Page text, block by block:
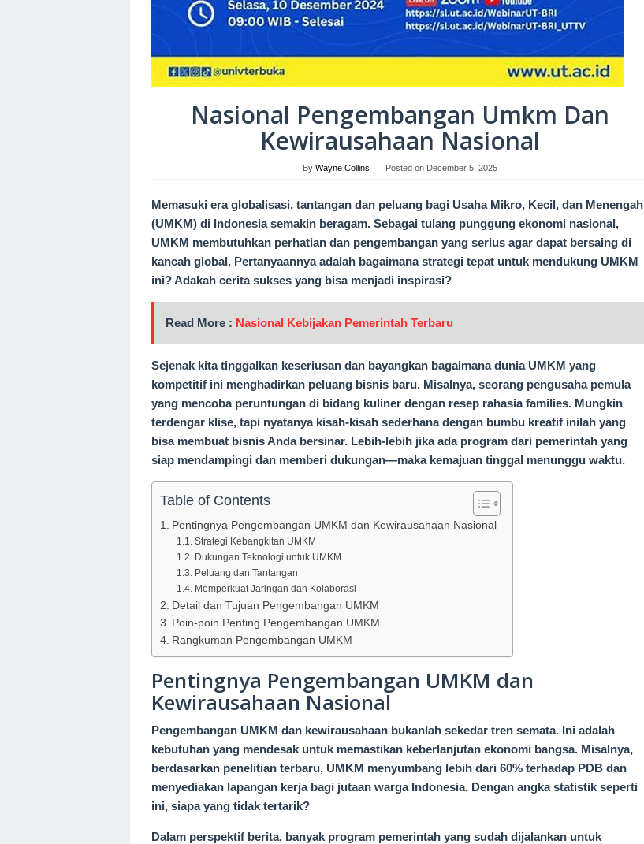
Nasional Pengembangan Umkm Dan
Kewirausahaan Nasional
By Wayne Collins Posted on December 5, 2025
Memasuki era globalisasi, tantangan dan peluang bagi Usaha Mikro, Kecil, dan Menengah
(UMKM) di Indonesia semakin beragam. Sebagai tulang punggung ekonomi nasional,
UMKM membutuhkan perhatian dan pengembangan yang serius agar dapat bersaing di
kancah global. Pertanyaannya adalah bagaimana strategi tepat untuk mendukung UMKM
ini? Adakah cerita sukses yang bisa menjadi inspirasi?
Read More : Nasional Kebijakan Pemerintah Terbaru
Sejenak kita tinggalkan keseriusan dan bayangkan bagaimana dunia UMKM yang
kompetitif ini menghadirkan peluang bisnis baru. Misalnya, seorang pengusaha pemula
yang mencoba peruntungan di bidang kuliner dengan resep rahasia families. Mungkin
terdengar klise, tapi nyatanya kisah-kisah sederhana dengan bumbu kreatif inilah yang
bisa membuat bisnis Anda bersinar. Lebih-lebih jika ada program dari pemerintah yang
siap mendampingi dan memberi dukungan—maka kemajuan tinggal menunggu waktu.
Table of Contents
Pentingnya Pengembangan UMKM dan Kewirausahaan Nasional
Strategi Kebangkitan UMKM
Dukungan Teknologi untuk UMKM
Peluang dan Tantangan
Memperkuat Jaringan dan Kolaborasi
Detail dan Tujuan Pengembangan UMKM
Poin-poin Penting Pengembangan UMKM
Rangkuman Pengembangan UMKM
Pentingnya Pengembangan UMKM dan
Kewirausahaan Nasional
Pengembangan UMKM dan kewirausahaan bukanlah sekedar tren semata. Ini adalah
kebutuhan yang mendesak untuk memastikan keberlanjutan ekonomi bangsa. Misalnya,
berdasarkan penelitian terbaru, UMKM menyumbang lebih dari 60% terhadap PDB dan
menyediakan lapangan kerja bagi jutaan warga Indonesia. Dengan angka statistik seperti
ini, siapa yang tidak tertarik?
Dalam perspektif berita, banyak program pemerintah yang sudah dijalankan untuk